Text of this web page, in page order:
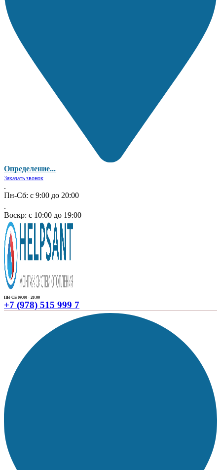
Определение...
Заказать звонок
.
Пн-Сб: с 9:00 до 20:00
.
Воскр: с 10:00 до 19:00
ПН-СБ 09:00 - 20:00
+7 (978) 515 999 7